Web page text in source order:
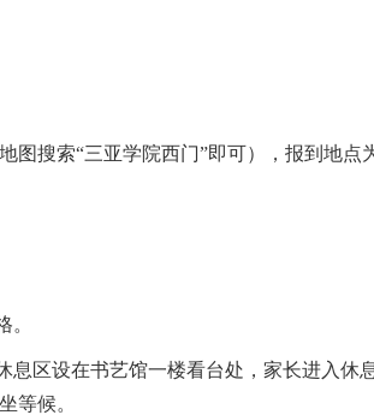
搜索“三亚学院西门”即可），报到地点
区设在书艺馆一楼看台处，家长进入休
等候。